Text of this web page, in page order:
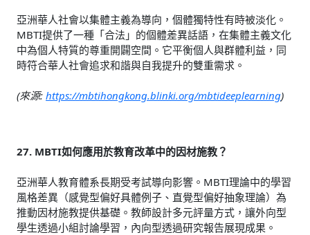
亞洲華人社會以集體主義為導向，個體獨特性有時被淡化。
MBTI提供了一種「合法」的個體差異話語，在集體主義文化
中為個人特質的尊重開闢空間。它平衡個人與群體利益，同
時符合華人社會追求和諧與自我提升的雙重需求。
(來源: https://mbtihongkong.blinki.org/mbtideeplearning)
27. MBTI如何應用於教育改革中的因材施教？
亞洲華人教育體系長期受考試導向影響。MBTI理論中的學習
風格差異（感覺型偏好具體例子、直覺型偏好抽象理論）為
推動因材施教提供基礎。教師設計多元評量方式，讓外向型
學生透過小組討論學習，內向型透過研究報告展現成果。